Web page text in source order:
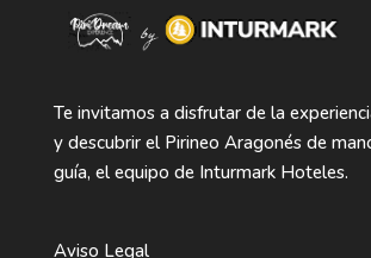
Te invitamos a disfrutar de la
y descubrir el Pirineo Aragonés de
guía, el equipo de Inturmark Hoteles.
Aviso Legal